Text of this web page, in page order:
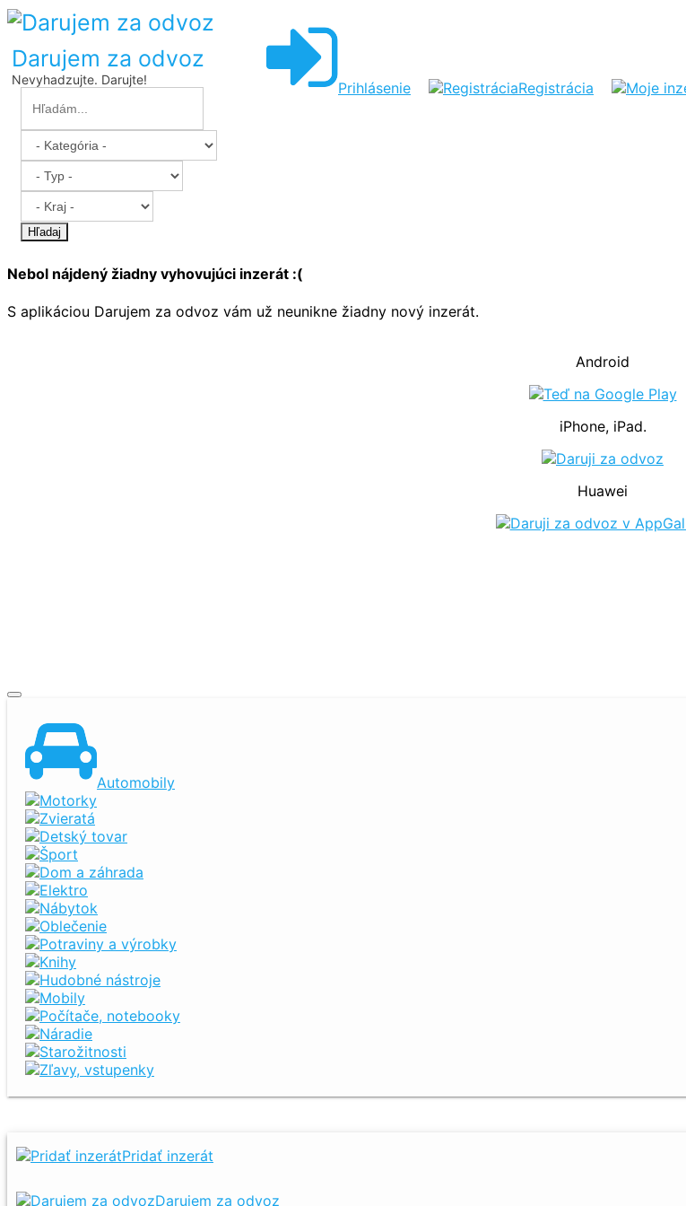
Prihlásenie Registrácia
Darujem za odvoz
Nevyhadzujte. Darujte!
Hľadaj
Nebol nájdený žiadny vyhovujúci inzerát :(
S aplikáciou Darujem za odvoz vám už neunikne žiadny nový inzerát.
Android
iPhone, iPad.
Huawei
Automobily
Motorky
Zvieratá
Detský tovar
Šport
Dom a záhrada
Elektro
Nábytok
Oblečenie
Potraviny a výrobky
Knihy
Hudobné nástroje
Mobily
Počítače, notebooky
Náradie
Starožitnosti
Zľavy, vstupenky
Pridať inzerát
Darujem za odvoz